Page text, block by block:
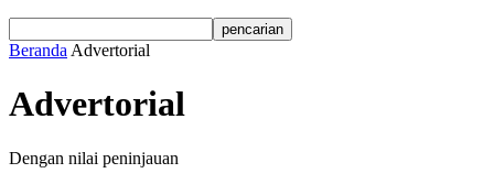
Beranda Advertorial
Advertorial
Dengan nilai peninjauan